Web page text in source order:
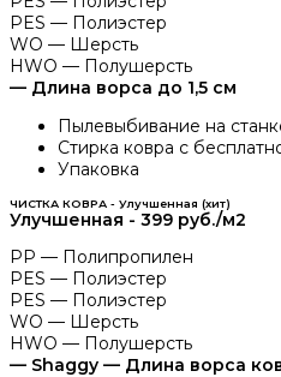
PES — Полиэстер
WO — Шерсть
HWO — Полушерсть
— Длина ворса до 1,5 см
Пылевыбивание на
Стирка ковра с
Упаковка
ЧИСТКА КОВРА - Улучшенная (хит)
Улучшенная - 399 руб./м2
PP — Полипропилен
PES — Полиэстер
PES — Полиэстер
WO — Шерсть
HWO — Полушерсть
— Shaggy — Длина ворса